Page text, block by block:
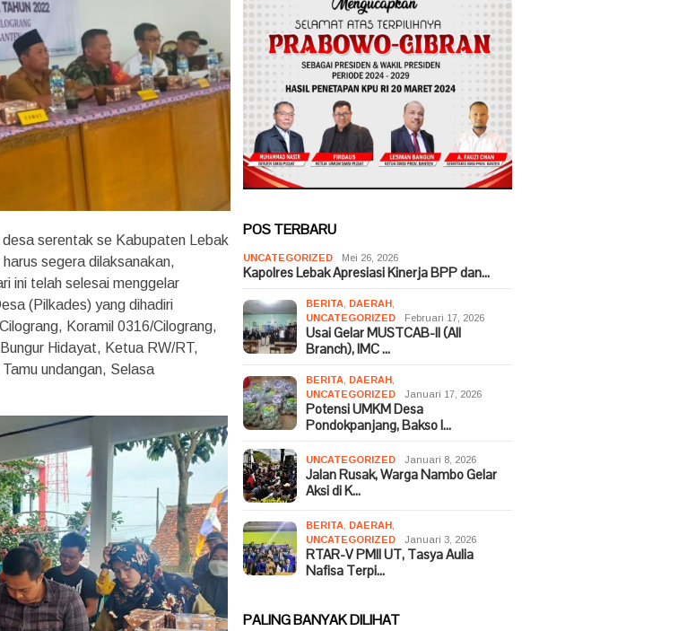
serentak se Kabupaten Lebak
segera dilaksanakan,
ini telah selesai menggelar
(Pilkades) yang dihadiri
Koramil 0316/Cilograng,
Hidayat, Ketua RW/RT,
undangan, Selasa
POS TERBARU
UNCATEGORIZED Mei 26, 2026
Kapolres Lebak Apresiasi Kinerja BPP dan…
BERITA DAERAH
UNCATEGORIZED
Februari 17, 2026
Usai Gelar MUSTCAB-II (All
Branch), IMC …
BERITA DAERAH
UNCATEGORIZED
Januari 17, 2026
Potensi UMKM Desa
Pondokpanjang, Bakso I…
UNCATEGORIZED Januari 8, 2026
Jalan Rusak, Warga Nambo Gelar
Aksi di K…
BERITA DAERAH
UNCATEGORIZED
Januari 3, 2026
RTAR-V PMII UT, Tasya Aulia
Nafisa Terpi…
PALING BANYAK DILIHAT